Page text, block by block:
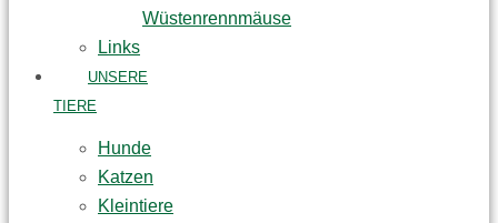
Wüstenrennmäuse
Links
UNSERE
TIERE
Hunde
Katzen
Kleintiere